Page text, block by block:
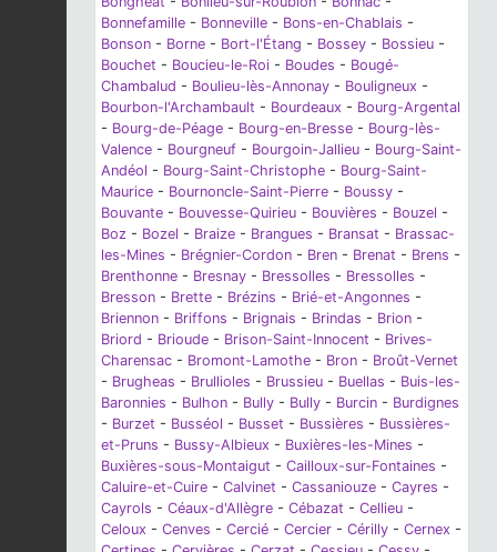
Bonnefamille - Bonneville - Bons-en-Chablais -
Bonson - Borne - Bort-l'Étang - Bossey - Bossieu -
Bouchet - Boucieu-le-Roi - Boudes - Bougé-
Chambalud - Boulieu-lès-Annonay - Bouligneux -
Bourbon-l'Archambault - Bourdeaux - Bourg-Argental
- Bourg-de-Péage - Bourg-en-Bresse - Bourg-lès-
Valence - Bourgneuf - Bourgoin-Jallieu - Bourg-Saint-
Andéol - Bourg-Saint-Christophe - Bourg-Saint-
Maurice - Bournoncle-Saint-Pierre - Boussy -
Bouvante - Bouvesse-Quirieu - Bouvières - Bouzel -
Boz - Bozel - Braize - Brangues - Bransat - Brassac-
les-Mines - Brégnier-Cordon - Bren - Brenat - Brens -
Brenthonne - Bresnay - Bressolles - Bressolles -
Bresson - Brette - Brézins - Brié-et-Angonnes -
Briennon - Briffons - Brignais - Brindas - Brion -
Briord - Brioude - Brison-Saint-Innocent - Brives-
Charensac - Bromont-Lamothe - Bron - Broût-Vernet
- Brugheas - Brullioles - Brussieu - Buellas - Buis-les-
Baronnies - Bulhon - Bully - Bully - Burcin - Burdignes
- Burzet - Busséol - Busset - Bussières - Bussières-
et-Pruns - Bussy-Albieux - Buxières-les-Mines -
Buxières-sous-Montaigut - Cailloux-sur-Fontaines -
Caluire-et-Cuire - Calvinet - Cassaniouze - Cayres -
Cayrols - Céaux-d'Allègre - Cébazat - Cellieu -
Celoux - Cenves - Cercié - Cercier - Cérilly - Cernex -